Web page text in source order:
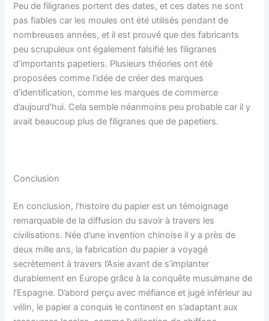
Peu de filigranes portent des dates, et ces dates ne sont
pas fiables car les moules ont été utilisés pendant de
nombreuses années, et il est prouvé que des fabricants
peu scrupuleux ont également falsifié les filigranes
d’importants papetiers. Plusieurs théories ont été
proposées comme l’idée de créer des marques
d’identification, comme les marques de commerce
d’aujourd’hui. Cela semble néanmoins peu probable car il y
avait beaucoup plus de filigranes que de papetiers.
Conclusion
En conclusion, l’histoire du papier est un témoignage
remarquable de la diffusion du savoir à travers les
civilisations. Née d’une invention chinoise il y a près de
deux mille ans, la fabrication du papier a voyagé
secrètement à travers l’Asie avant de s’implanter
durablement en Europe grâce à la conquête musulmane de
l’Espagne. D’abord perçu avec méfiance et jugé inférieur au
vélin, le papier a conquis le continent en s’adaptant aux